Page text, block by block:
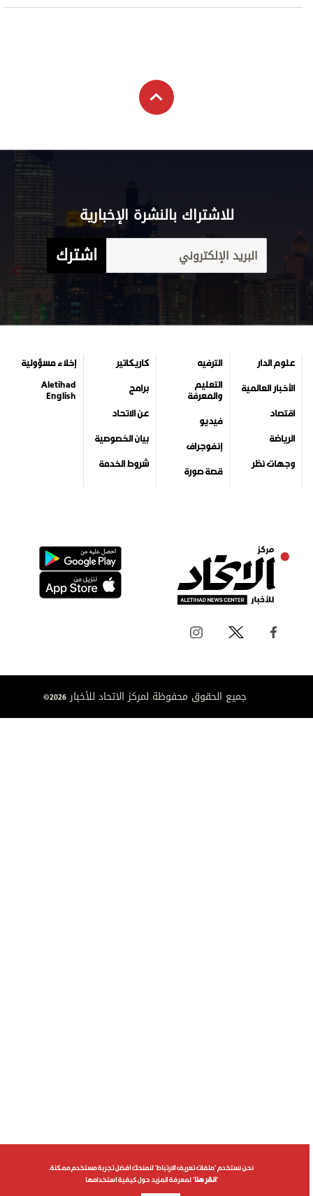
للاشتراك بالنشرة الإخبارية
اشترك
علوم الدار
الأخبار العالمية
اقتصاد
الرياضة
وجهات نظر
الترفيه
التعليم
والمعرفة
فيديو
إنفوجراف
قصة صورة
كاريكاتير
برامج
عن الاتحاد
بيان الخصوصية
شروط الخدمة
إخلاء مسؤولية
Aletihad
English
جميع الحقوق محفوظة لمركز الاتحاد للأخبار 2026©
نحن نستخدم "ملفات تعريف الارتباط" لنمنحك افضل تجربة مستخدم ممكنة.
انقر هنا" لمعرفة المزيد حول كيفية استخدامها